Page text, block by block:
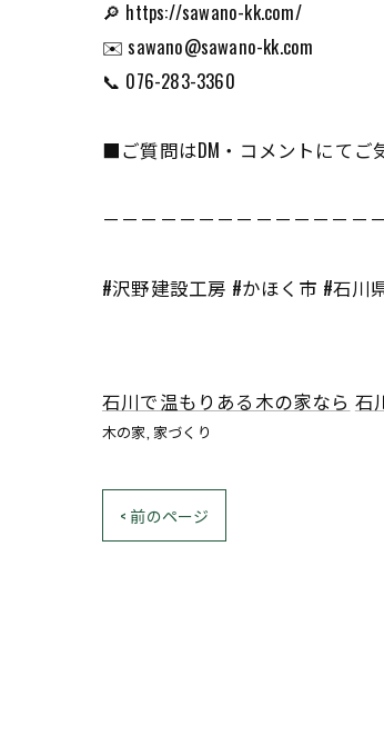
🔎 https://sawano-kk.com/
✉️ sawano@sawano-kk.com
📞 076-283-3360
■ご質問はDM・コメントにてご
－－－－－－－－－－－－－－
#沢野建設工房 #かほく市 #石川
石川で温もりある木の家なら 石
木の家 家づくり
< 前のページ